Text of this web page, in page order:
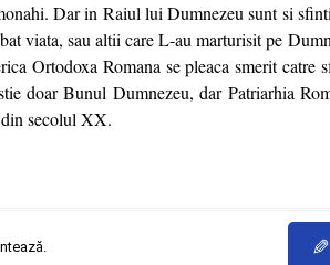
Dar in Raiul lui Dumnezeu sunt si
viata, sau altii care L-au marturisit pe
Ortodoxa Romana se pleaca smerit catre
doar Bunul Dumnezeu, dar Patriarhia
secolul XX.
✎